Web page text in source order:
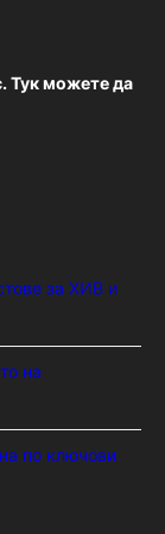
Тук можете да
за ХИВ и
на
по ключови